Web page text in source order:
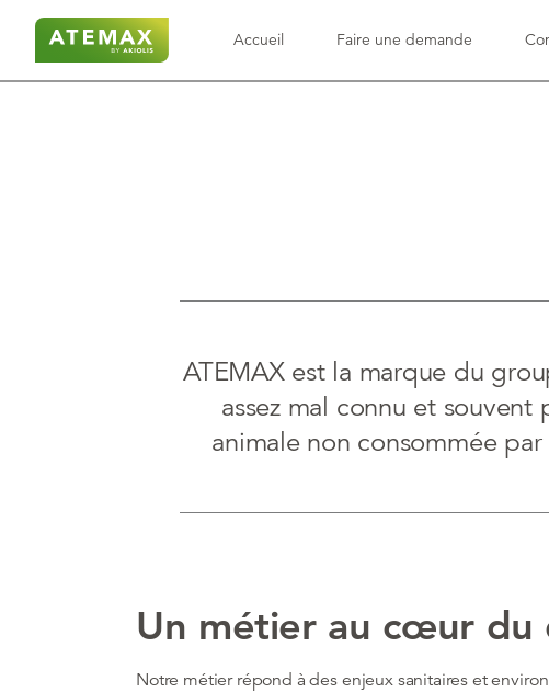
Accueil Faire une demande
insert_invitation
Délais d’intervention Les
ATEMAX est la marque du
assez mal connu et
animale non consommée
Un métier au cœur
Notre métier répond à des enjeux sanitaires et